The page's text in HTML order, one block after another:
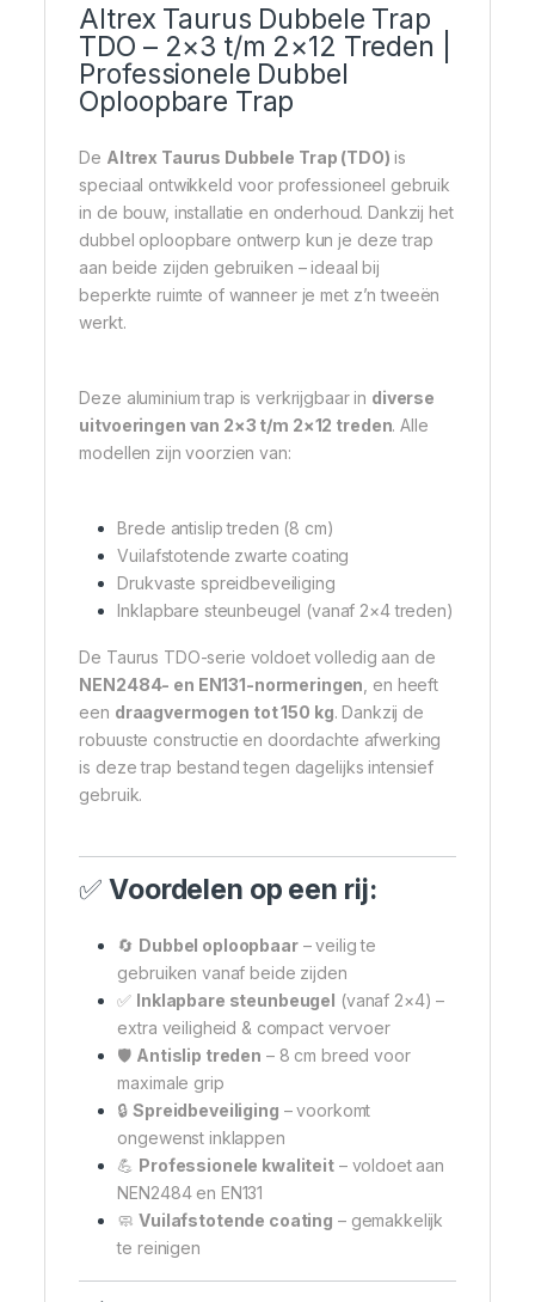
Altrex Taurus Dubbele Trap
TDO – 2×3 t/m 2×12 Treden |
Professionele Dubbel
Oploopbare Trap
De Altrex Taurus Dubbele Trap (TDO) is
speciaal ontwikkeld voor professioneel gebruik
in de bouw, installatie en onderhoud. Dankzij het
dubbel oploopbare ontwerp kun je deze trap
aan beide zijden gebruiken – ideaal bij
beperkte ruimte of wanneer je met z’n tweeën
werkt.
Deze aluminium trap is verkrijgbaar in diverse
uitvoeringen van 2×3 t/m 2×12 treden. Alle
modellen zijn voorzien van:
Brede antislip treden (8 cm)
Vuilafstotende zwarte coating
Drukvaste spreidbeveiliging
Inklapbare steunbeugel (vanaf 2×4 treden)
De Taurus TDO-serie voldoet volledig aan de
NEN2484- en EN131-normeringen , en heeft
een draagvermogen tot 150 kg. Dankzij de
robuuste constructie en doordachte afwerking
is deze trap bestand tegen dagelijks intensief
gebruik.
✅Voordelen op een rij:
🔄 Dubbel oploopbaar– veilig te
gebruiken vanaf beide zijden
✅ Inklapbare steunbeugel (vanaf 2×4) –
extra veiligheid & compact vervoer
🛡 Antislip treden – 8 cm breed voor
maximale grip
🔒Spreidbeveiliging – voorkomt
ongewenst inklappen
💪 Professionele kwaliteit– voldoet aan
NEN2484 en EN131
🧼Vuilafstotende coating – gemakkelijk
te reinigen